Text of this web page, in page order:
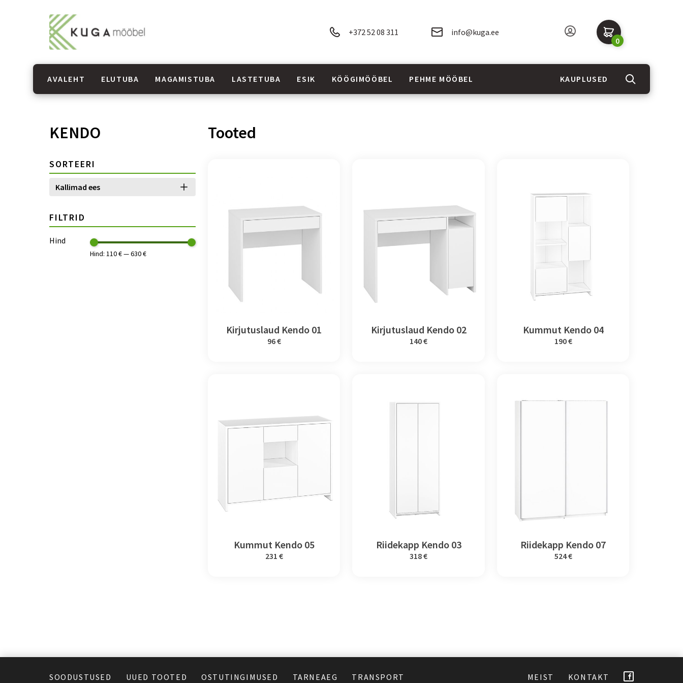
+372 52 08 311 info@kuga.ee
0
AVALEHT ELUTUBA MAGAMISTUBA LASTETUBA ESIK KÖÖGIMÖÖBEL PEHME MÖÖBEL KAUPLUSED
KENDO
SORTEERI
Kallimad ees
FILTRID
Hind
Hind: 110 €—630 €
Tooted
Kirjutuslaud Kendo 01
96 €
Kirjutuslaud Kendo 02
140 €
Kummut Kendo 04
190 €
Kummut Kendo 05
231 €
Riidekapp Kendo 03
318 €
Riidekapp Kendo 07
524 €
SOODUSTUSED UUED TOOTED OSTUTINGIMUSED TARNEAEG TRANSPORT MEIST KONTAKT